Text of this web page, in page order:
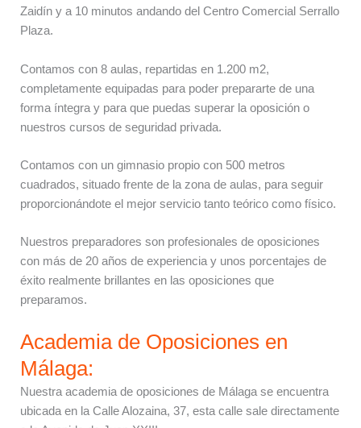
Zaidín y a 10 minutos andando del Centro Comercial Serrallo
Plaza.
Contamos con 8 aulas, repartidas en 1.200 m2,
completamente equipadas para poder prepararte de una
forma íntegra y para que puedas superar la oposición o
nuestros cursos de seguridad privada.
Contamos con un gimnasio propio con 500 metros
cuadrados, situado frente de la zona de aulas, para seguir
proporcionándote el mejor servicio tanto teórico como físico.
Nuestros preparadores son profesionales de oposiciones
con más de 20 años de experiencia y unos porcentajes de
éxito realmente brillantes en las oposiciones que
preparamos.
Academia de Oposiciones en
Málaga:
Nuestra academia de oposiciones de Málaga se encuentra
ubicada en la Calle Alozaina, 37, esta calle sale directamente